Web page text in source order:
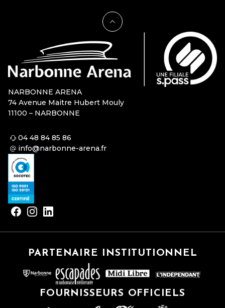
NARBONNE ARENA
74 Avenue Maitre Hubert Mouly
11100 – NARBONNE
04 48 84 85 86
info@narbonne-arena.fr
PARTENAIRE INSTITUTIONNEL
FOURNISSEURS OFFICIELS